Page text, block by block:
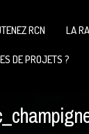
RCN LA
DE PROJETS ?